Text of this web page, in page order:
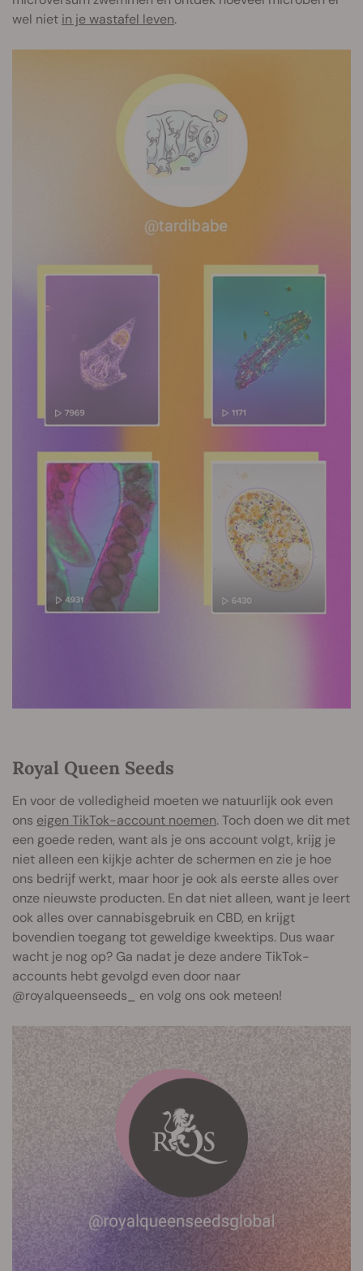
wel niet in je wastafel leven.
Royal Queen Seeds
En voor de volledigheid moeten we natuurlijk ook even
ons eigen TikTok-account noemen. Toch doen we dit met
een goede reden, want als je ons account volgt, krijg je
niet alleen een kijkje achter de schermen en zie je hoe
ons bedrijf werkt, maar hoor je ook als eerste alles over
onze nieuwste producten. En dat niet alleen, want je leert
ook alles over cannabisgebruik en CBD, en krijgt
bovendien toegang tot geweldige kweektips. Dus waar
wacht je nog op? Ga nadat je deze andere TikTok-
accounts hebt gevolgd even door naar
@royalqueenseeds_ en volg ons ook meteen!